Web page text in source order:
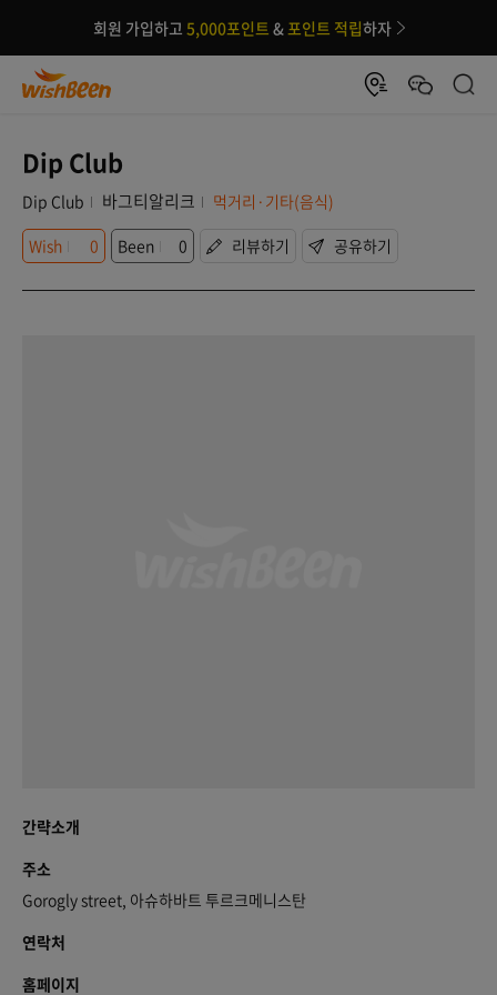
회원 가입하고 5,000포인트 &포인트 적립하자
Dip Club
Dip Club 바그티알리크
먹거리·기타(음식)
Wish
0 Been 0 리뷰하기 공유하기
간략소개
주소
Gorogly street, 아슈하바트 투르크메니스탄
연락처
홈페이지